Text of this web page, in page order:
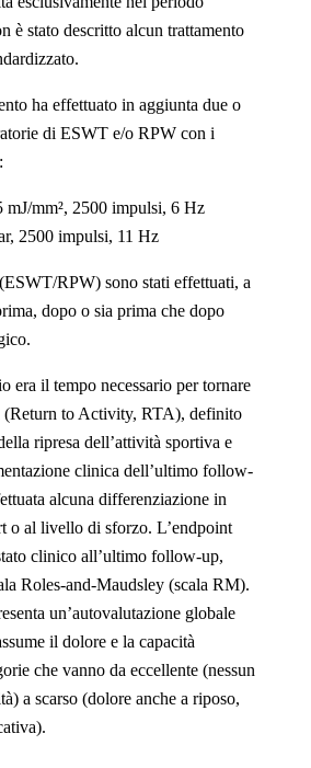
è stato descritto alcun trattamento
ha effettuato in aggiunta due o
di ESWT e/o RPW con i
mJ/mm², 2500 impulsi, 6 Hz
2500 impulsi, 11 Hz
RPW) sono stati effettuati, a
dopo o sia prima che dopo
era il tempo necessario per tornare
(Return to Activity, RTA), definito
ripresa dell’attività sportiva e
clinica dell’ultimo follow-
alcuna differenziazione in
o al livello di sforzo. L’endpoint
clinico all’ultimo follow-up,
Roles-and-Maudsley (scala RM).
un’autovalutazione globale
il dolore e la capacità
che vanno da eccellente (nessun
a scarso (dolore anche a riposo,